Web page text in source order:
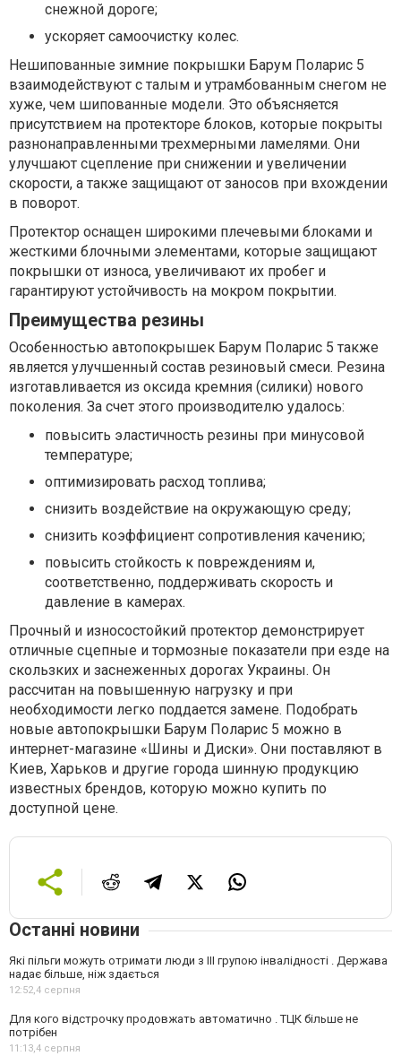
снежной дороге;
ускоряет самоочистку колес.
Нешипованные зимние покрышки Барум Поларис 5
взаимодействуют с талым и утрамбованным снегом не
хуже, чем шипованные модели. Это объясняется
присутствием на протекторе блоков, которые покрыты
разнонаправленными трехмерными ламелями. Они
улучшают сцепление при снижении и увеличении
скорости, а также защищают от заносов при вхождении
в поворот.
Протектор оснащен широкими плечевыми блоками и
жесткими блочными элементами, которые защищают
покрышки от износа, увеличивают их пробег и
гарантируют устойчивость на мокром покрытии.
Преимущества резины
Особенностью автопокрышек Барум Поларис 5 также
является улучшенный состав резиновый смеси. Резина
изготавливается из оксида кремния (силики) нового
поколения. За счет этого производителю удалось:
повысить эластичность резины при минусовой
температуре;
оптимизировать расход топлива;
снизить воздействие на окружающую среду;
снизить коэффициент сопротивления качению;
повысить стойкость к повреждениям и,
соответственно, поддерживать скорость и
давление в камерах.
Прочный и износостойкий протектор демонстрирует
отличные сцепные и тормозные показатели при езде на
скользких и заснеженных дорогах Украины. Он
рассчитан на повышенную нагрузку и при
необходимости легко поддается замене. Подобрать
новые автопокрышки Барум Поларис 5 можно в
интернет-магазине «Шины и Диски». Они поставляют в
Киев, Харьков и другие города шинную продукцию
известных брендов, которую можно купить по
доступной цене.
Останні новини
Які пільги можуть отримати люди з III групою інвалідності . Держава
надає більше, ніж здається
12:52,4 серпня
Для кого відстрочку продовжать автоматично . ТЦК більше не
потрібен
11:13,4 серпня